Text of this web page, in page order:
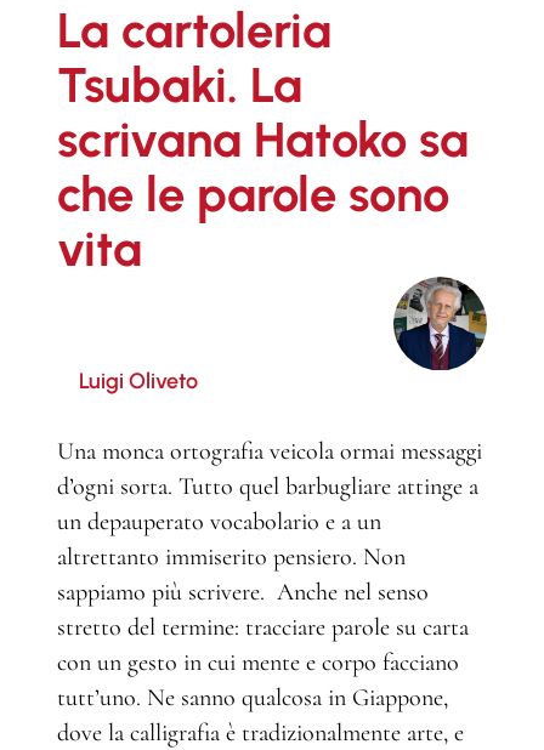
La cartoleria
Tsubaki. La
scrivana Hatoko sa
che le parole sono
vita
Luigi Oliveto
Una monca ortografia veicola ormai messaggi
d’ogni sorta. Tutto quel barbugliare attinge a
un depauperato vocabolario e a un
altrettanto immiserito pensiero. Non
sappiamo più scrivere. Anche nel senso
stretto del termine: tracciare parole su carta
con un gesto in cui mente e corpo facciano
tutt’uno. Ne sanno qualcosa in Giappone,
dove la calligrafia è tradizionalmente arte, e